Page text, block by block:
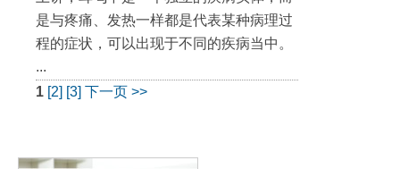
是与疼痛、发热一样都是代表某种病理过
程的症状，可以出现于不同的疾病当中。
...
1 [2] [3] 下一页 >>